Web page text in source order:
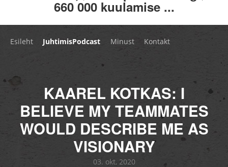
660 000 kuulamise ...
Esileht JuhtimisPodcast Minust Kontakt
KAAREL KOTKAS: I
BELIEVE MY TEAMMATES
WOULD DESCRIBE ME AS
VISIONARY
03. okt, 2020